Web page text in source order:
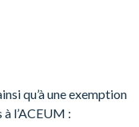
qu’à une exemption
l’ACEUM :